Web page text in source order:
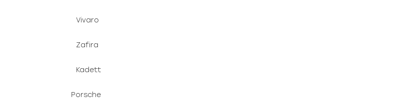
Vivaro
Zafira
Kadett
Porsche